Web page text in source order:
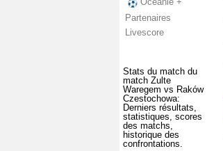
Partenaires
Livescore
Stats du match du
match Zulte
Waregem vs Raków
Czestochowa:
Derniers résultats,
statistiques, scores
des matchs,
historique des
confrontations.